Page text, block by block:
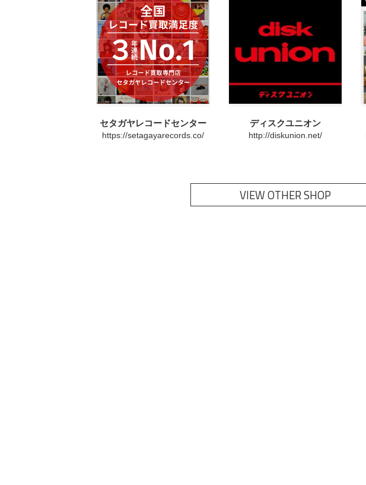
セタガヤレコードセンター
https://setagayarecords.co/
ディスクユニオン
http://diskunion.net/
VIEW OTHER SHOP